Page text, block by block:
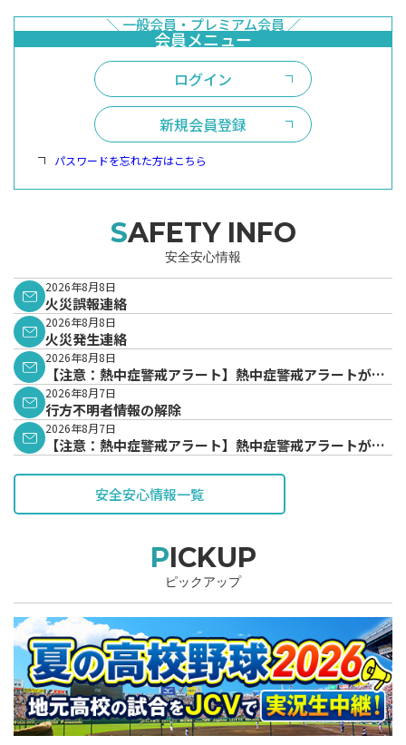
ログイン
新規会員登録
パスワードを忘れた方はこちら
SAFETY INFO
安全安心情報
2026年8月8日
火災誤報連絡
2026年8月8日
火災発生連絡
2026年8月8日
【注意：熱中症警戒アラート】熱中症警戒アラートが発
表されています。
2026年8月7日
行方不明者情報の解除
2026年8月7日
【注意：熱中症警戒アラート】熱中症警戒アラートが発
安全安心情報一覧
PICKUP
ピックアップ